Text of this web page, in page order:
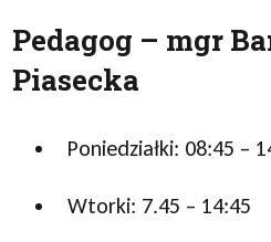
Pedagog – mgr
Piasecka
Poniedziałki: 08:45 –
Wtorki: 7.45 – 14:45